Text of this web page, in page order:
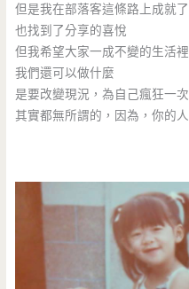
但是我在部落客這條路上成就
也找到了分享的喜悅
但我希望大家一成不變的生活
我們還可以做什麼
是要改變現況，為自己瘋狂一
其實都無所謂的，因為，你的